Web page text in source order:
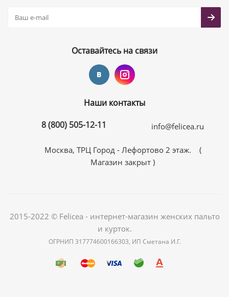
Оставайтесь на связи
Наши контакты
8 (800) 505-12-11
info@felicea.ru
Москва, ТРЦ Город - Лефортово 2 этаж. (
Магазин закрыт )
2015-2022 © Felicea - интернет-магазин женских пальто
и курток.
ОГРНИП 317774600166303, ИП Сметана И.Г.